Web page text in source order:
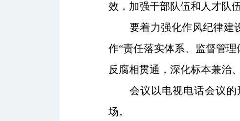
效，加强干部队伍和人才队
要着力强化作风纪律建
作“责任落实体系、监督管
反腐相贯通，深化标本兼治
会议以电视电话会议的
场。